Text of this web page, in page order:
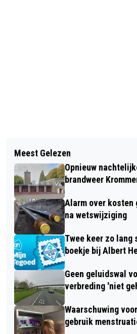
WEEK EXTRA
LEVERT ELF
FILIAAL RABOBANK VAN
ANKERSMIDPLEIN
Meest Gelezen
Opnieuw
brandweer
Alarm over kosten
na wetswijziging
Twee keer zo lang
boekje bij Albert
Geen geluidswal
verbreding 'niet
Waarschuwing
gebruik